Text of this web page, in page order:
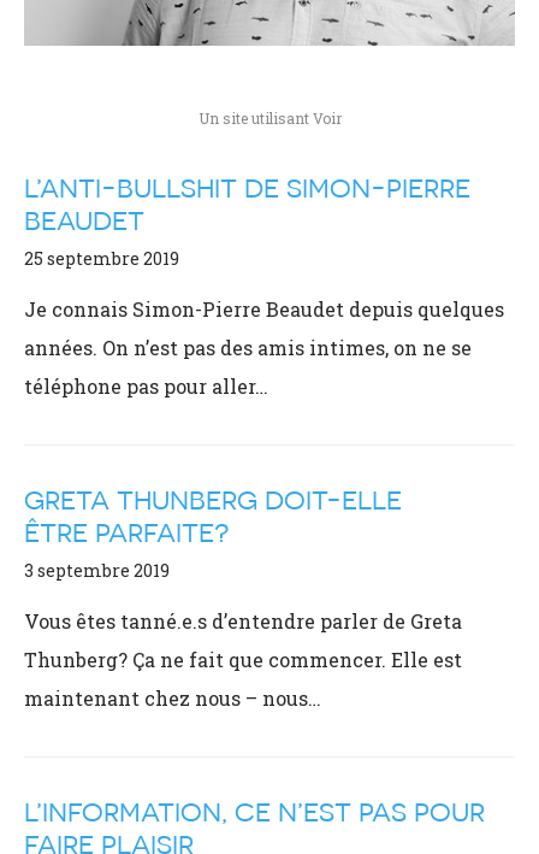
Un site utilisant Voir
L’ANTI-BULLSHIT DE SIMON-PIERRE
BEAUDET
25 septembre 2019
Je connais Simon-Pierre Beaudet depuis quelques
années. On n’est pas des amis intimes, on ne se
téléphone pas pour aller…
GRETA THUNBERG DOIT-ELLE
ÊTRE PARFAITE?
3 septembre 2019
Vous êtes tanné.e.s d’entendre parler de Greta
Thunberg? Ça ne fait que commencer. Elle est
maintenant chez nous – nous…
L’INFORMATION, CE N’EST PAS POUR
FAIRE PLAISIR